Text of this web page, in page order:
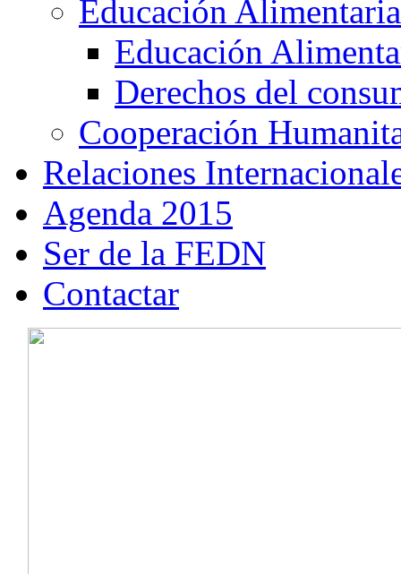
Educación Alimentaria
Educación
Derechos del
Cooperación
Relaciones
Agenda 2015
Ser de la FEDN
Contactar